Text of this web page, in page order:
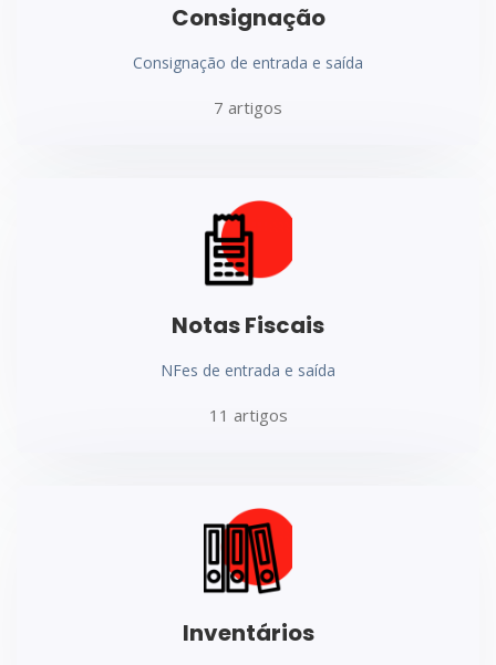
Consignação
Consignação de entrada e saída
7 artigos
Notas Fiscais
NFes de entrada e saída
11 artigos
Inventários